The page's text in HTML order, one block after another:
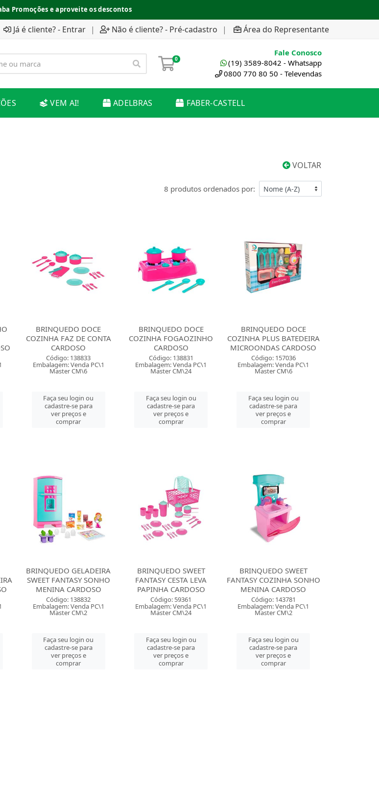
Promoções e aproveite os descontos
Já é cliente? - Entrar | Não é cliente? - Pré-cadastro | Área do Representante
0
Fale Conosco
(19) 3589-8042 - Whatsapp
0800 770 80 50 - Televendas
VEM AI! ADELBRAS FABER-CASTELL
VOLTAR
8 produtos ordenados por:
BRINQUEDO DOCE
COZINHA FAZ DE CONTA
CARDOSO
Código: 138833
Embalagem: Venda PC\1
Master CM\6
Faça seu login ou
cadastre-se para
ver preços e
comprar
BRINQUEDO DOCE
COZINHA FOGAOZINHO
CARDOSO
Código: 138831
Embalagem: Venda PC\1
Master CM\24
Faça seu login ou
cadastre-se para
ver preços e
comprar
BRINQUEDO DOCE
COZINHA PLUS BATEDEIRA
MICROONDAS CARDOSO
Código: 157036
Embalagem: Venda PC\1
Master CM\6
Faça seu login ou
cadastre-se para
ver preços e
comprar
BRINQUEDO GELADEIRA
SWEET FANTASY SONHO
MENINA CARDOSO
Código: 138832
Embalagem: Venda PC\1
Master CM\2
Faça seu login ou
cadastre-se para
ver preços e
comprar
BRINQUEDO SWEET
FANTASY CESTA LEVA
PAPINHA CARDOSO
Código: 59361
Embalagem: Venda PC\1
Master CM\24
Faça seu login ou
cadastre-se para
ver preços e
comprar
BRINQUEDO SWEET
FANTASY COZINHA SONHO
MENINA CARDOSO
Código: 143781
Embalagem: Venda PC\1
Master CM\2
Faça seu login ou
cadastre-se para
ver preços e
comprar